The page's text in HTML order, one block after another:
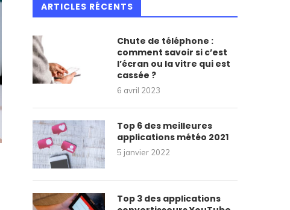
ARTICLES RÉCENTS
Chute de téléphone :
comment savoir si c’est
l’écran ou la vitre qui est
cassée ?
6 avril 2023
Top 6 des meilleures
applications météo 2021
5 janvier 2022
Top 3 des applications